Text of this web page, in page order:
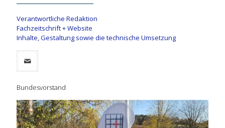
Verantwortliche Redaktion
Fachzeitschrift + Website
Inhalte, Gestaltung sowie die technische Umsetzung
Bundesvorstand